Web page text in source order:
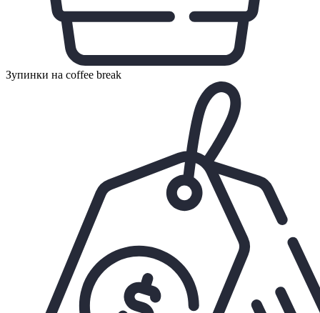
Зупинки на coffee break